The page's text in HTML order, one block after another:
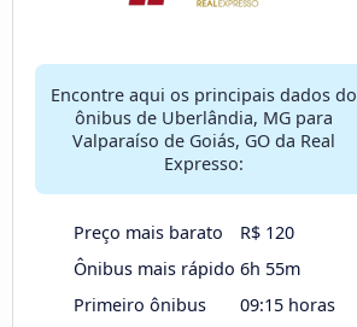
Encontre aqui os principais dados do
ônibus de Uberlândia, MG para
Valparaíso de Goiás, GO da Real
Expresso:
Preço mais barato
R$ 120
Ônibus mais rápido 6h 55m
Primeiro ônibus
09:15 horas